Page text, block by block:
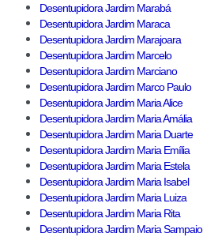
Desentupidora Jardim Marabá
Desentupidora Jardim Maraca
Desentupidora Jardim Marajoara
Desentupidora Jardim Marcelo
Desentupidora Jardim Marciano
Desentupidora Jardim Marco Paulo
Desentupidora Jardim Maria Alice
Desentupidora Jardim Maria Amália
Desentupidora Jardim Maria Duarte
Desentupidora Jardim Maria Emília
Desentupidora Jardim Maria Estela
Desentupidora Jardim Maria Isabel
Desentupidora Jardim Maria Luiza
Desentupidora Jardim Maria Rita
Desentupidora Jardim Maria Sampaio